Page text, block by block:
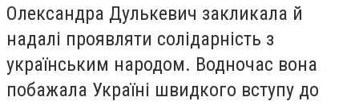
Олександра Дулькевич закликала й
надалі проявляти солідарність з
українським народом. Водночас вона
побажала Україні швидкого вступу до